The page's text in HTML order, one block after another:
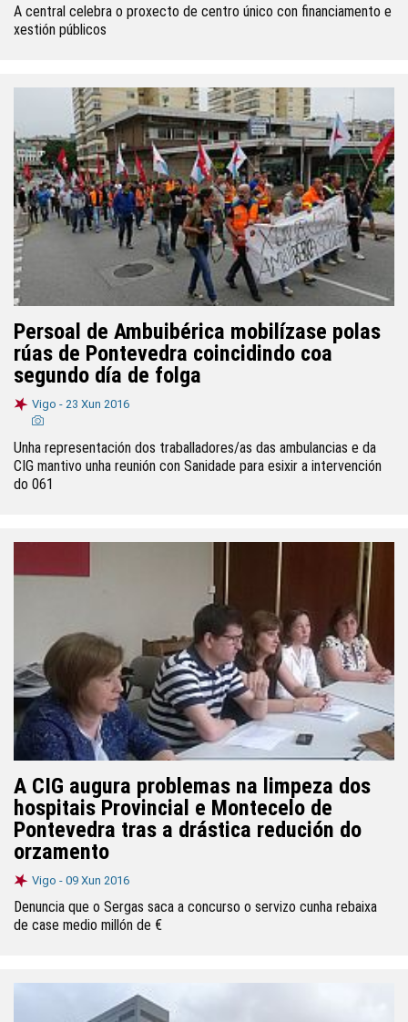
A central celebra o proxecto de centro único con financiamento e
xestión públicos
Persoal de Ambuibérica mobilízase polas
rúas de Pontevedra coincidindo coa
segundo día de folga
Vigo - 23 Xun 2016
Unha representación dos traballadores/as das ambulancias e da
CIG mantivo unha reunión con Sanidade para esixir a intervención
do 061
A CIG augura problemas na limpeza dos
hospitais Provincial e Montecelo de
Pontevedra tras a drástica redución do
orzamento
Vigo - 09 Xun 2016
Denuncia que o Sergas saca a concurso o servizo cunha rebaixa
de case medio millón de €